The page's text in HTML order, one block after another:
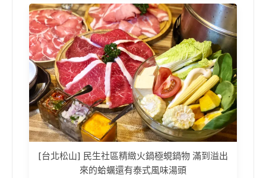
[台北松山] 民生社區精緻火鍋極蜆鍋物 滿到溢出
來的蛤蠣還有泰式風味湯頭